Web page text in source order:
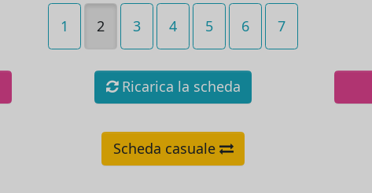
1 2 3 4 5 6 7
Ricarica la scheda
Scheda casuale